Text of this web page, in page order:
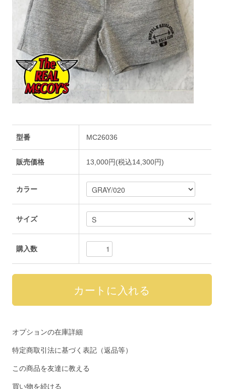
型番 MC26036
販売価格 13,000円(税込14,300円)
カラー
サイズ
購入数
オプションの在庫詳細
特定商取引法に基づく表記（返品等）
この商品を友達に教える
買い物を続ける